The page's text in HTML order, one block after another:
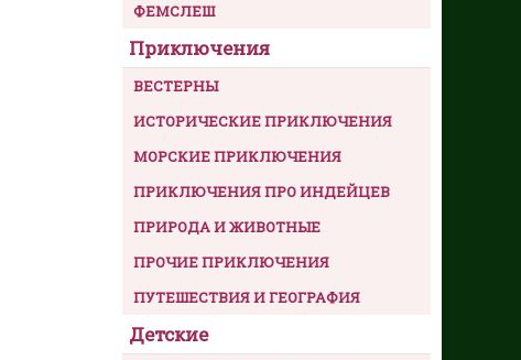
ФЕМСЛЕШ
Приключения
ВЕСТЕРНЫ
ИСТОРИЧЕСКИЕ ПРИКЛЮЧЕНИЯ
МОРСКИЕ ПРИКЛЮЧЕНИЯ
ПРИКЛЮЧЕНИЯ ПРО ИНДЕЙЦЕВ
ПРИРОДА И ЖИВОТНЫЕ
ПРОЧИЕ ПРИКЛЮЧЕНИЯ
ПУТЕШЕСТВИЯ И ГЕОГРАФИЯ
Детские